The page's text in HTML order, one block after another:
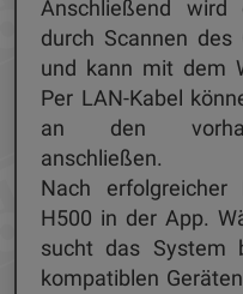
Anschließend wird
durch Scannen des
und kann mit dem
Per LAN-Kabel
an den
anschließen.
Nach erfolgreicher
H500 in der App.
sucht das System
kompatiblen